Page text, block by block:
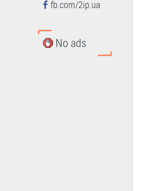
fb.com/2ip.ua
No ads